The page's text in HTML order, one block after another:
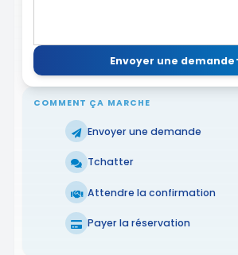
Envoyer une demande
COMMENT ÇA MARCHE
Envoyer une demande
Tchatter
Attendre la confirmation
Payer la réservation